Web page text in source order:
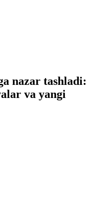
nazar tashladi:
va yangi